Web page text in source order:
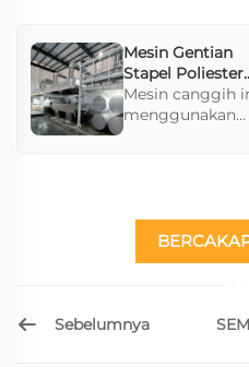
Mesin Gentian
Stapel Poliester
Berkonjugasi
Berongga
Mesin canggih
menggunakan
untuk kualiti
yang superior. Ia
menyokong
penyemburan,
Sebelumnya